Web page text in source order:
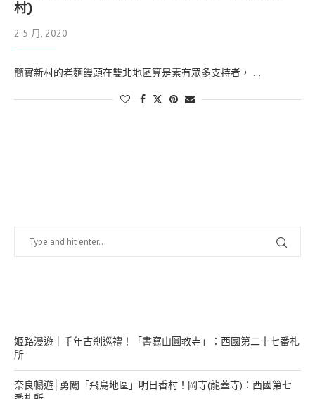
村)
2 5 月, 2020
簡實新村的老麵饅頭在雙北地區算是素有眾多支持者， …
姬路漫遊｜千年古剎巡禮！「書寫山圓教寺」：西國第二十七番札
所
奈良暢遊│勇闖「飛鳥地區」明日香村！岡寺(龍蓋寺)：西國第七